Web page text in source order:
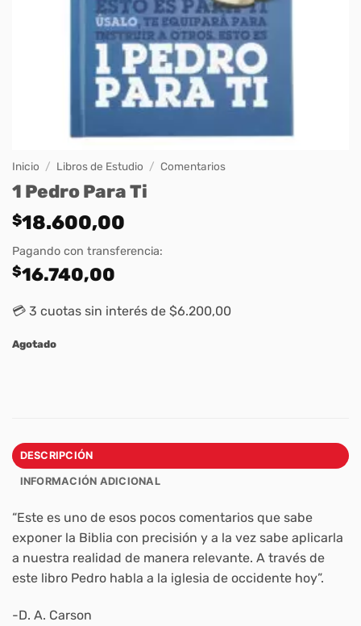
Inicio / Libros de Estudio / Comentarios
1 Pedro Para Ti
$18.600,00
Pagando con transferencia:
$16.740,00
💳 3 cuotas sin interés de $6.200,00
Agotado
DESCRIPCIÓN
INFORMACIÓN ADICIONAL
“Este es uno de esos pocos comentarios que sabe
exponer la Biblia con precisión y a la vez sabe aplicarla
a nuestra realidad de manera relevante. A través de
este libro Pedro habla a la iglesia de occidente hoy”.
-D. A. Carson